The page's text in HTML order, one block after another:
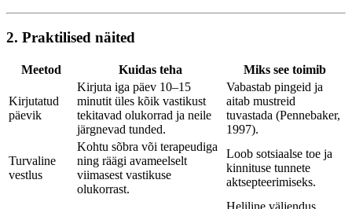
2. Praktilised näited
Meetod Kuidas teha Miks see toimib
Kirjutatud
päevik
Kirjuta iga päev 10–15
minutit üles kõik vastikust
tekitavad olukorrad ja neile
järgnevad tunded.
Vabastab pingeid ja
aitab mustreid
tuvastada (Pennebaker,
1997).
Turvaline
vestlus
Kohtu sõbra või terapeudiga
ning räägi avameelselt
viimasest vastikuse
olukorrast.
Loob sotsiaalse toe ja
kinnituse tunnete
aktsepteerimiseks.